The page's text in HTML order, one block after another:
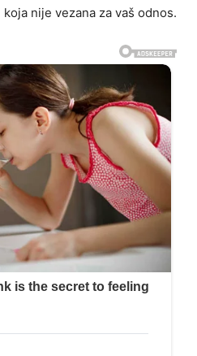
nije vezana za vaš odnos.